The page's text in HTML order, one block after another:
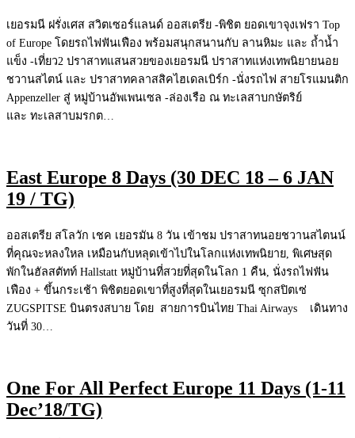
เยอรมนี ฝรั่งเศส สวิตเซอร์แลนด์ ออสเตรีย -พิชิต ยอดเขาจุงเฟรา Top
of Europe โดยรถไฟฟันเฟือง พร้อมสนุกสนานกับ ลานหิมะ และ ถ้ำน้ำ
แข็ง -เที่ยว2 ปราสาทแสนสวยของเยอรมนี ปราสาทแห่งเทพนิยายนอย
ชวานสไตน์ และ ปราสาทคลาสสิคไฮเดลเบิร์ก -นั่งรถไฟ สายโรแมนติก
Appenzeller สู่ หมู่บ้านอัพเพนเซล -ล่องเรือ ณ ทะเลสาบกษัตริย์
และ ทะเลสาบมรกต…
East Europe 8 Days (30 DEC 18 – 6 JAN
19 / TG)
ออสเตรีย สโลวัก เชค เยอรมัน 8 วัน เข้าชม ปราสาทนอยชวานสไตนน์
ที่คุณจะหลงใหล เหมือนกับหลุดเข้าไปในโลกแห่งเทพนิยาย, พิเศษสุด
พักในฮัลสตัทท์ Hallstatt หมู่บ้านที่สวยที่สุดในโลก 1 คืน, นั่งรถไฟฟัน
เฟือง + ขึ้นกระเช้า พิชิตยอดเขาที่สูงที่สุดในเยอรมนี ซุกสปิตเซ่
ZUGSPITSE บินตรงสบาย โดย สายการบินไทย Thai Airways เดินทาง
วันที่ 30…
One For All Perfect Europe 11 Days (1-11
Dec’18/TG)